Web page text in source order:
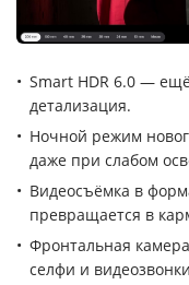
Smart HDR 6.0 —
детализация.
Ночной режим
даже при слабом
Видеосъёмка в
превращается в
Фронтальная
селфи и